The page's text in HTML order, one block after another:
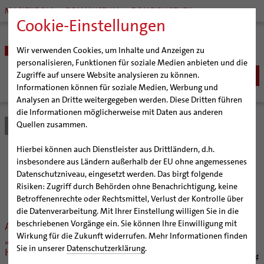
Cookie-Einstellungen
Wir verwenden Cookies, um Inhalte und Anzeigen zu
personalisieren, Funktionen für soziale Medien anbieten und die
Zugriffe auf unsere Website analysieren zu können.
Informationen können für soziale Medien, Werbung und
Analysen an Dritte weitergegeben werden. Diese Dritten führen
die Informationen möglicherweise mit Daten aus anderen
Quellen zusammen.
Hierbei können auch Dienstleister aus Drittländern, d.h.
insbesondere aus Ländern außerhalb der EU ohne angemessenes
Datenschutzniveau, eingesetzt werden. Das birgt folgende
Risiken: Zugriff durch Behörden ohne Benachrichtigung, keine
Betroffenenrechte oder Rechtsmittel, Verlust der Kontrolle über
die Datenverarbeitung. Mit Ihrer Einstellung willigen Sie in die
beschriebenen Vorgänge ein. Sie können Ihre Einwilligung mit
Wirkung für die Zukunft widerrufen. Mehr Informationen finden
Sie in unserer Datenschutzerklärung.
MARIENDOM DOMMUSEUM DOMBIBLIOTHEK
BISTUM
Bischöfe
Weihbischof Dr. Martin Marahrens
Bischof em. Norbert Trelle
Weihbischof em. Bongartz
Weihbischof em. Schwerdtfeger
Weihbischof em. Koitz
Bischof em. Dr. Wüstenberg
Generalvikariat
Gremien
Diözesangericht
Gemeindegremien
Pfarrgemeinden
Hildesheimer Dom
Virtueller Rundgang durch den Dom
Tausendjähriger Rosenstock
Die Hildesheimer Dommusik
Wallfahrten | Pilgern
Termine Wallfahrten und Pilgern
Jakobswege im Bistum Hildesheim
Veranstaltungen
Strategieprozess
Jugend
Bistum Hildesheim
Nachrichten aus dem
Bistum Hildesheim
Auftaktveranstaltung für das Netzwerk
„Bildung für Engagierte im Bistum
Hildesheim“
29.04.2024